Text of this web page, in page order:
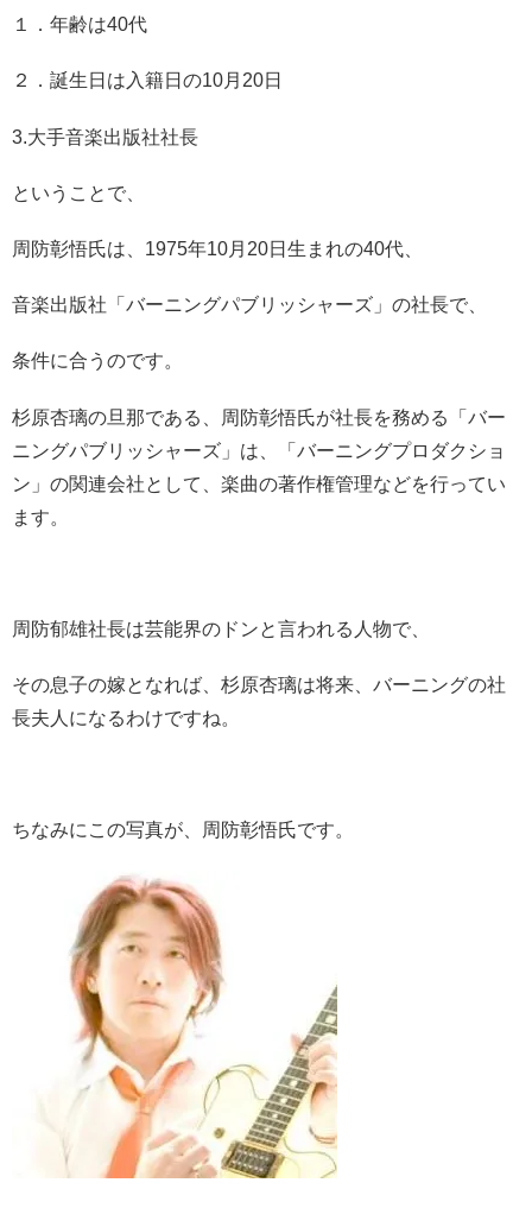
１．年齢は40代
２．誕生日は入籍日の10月20日
3.大手音楽出版社社長
ということで、
周防彰悟氏は、1975年10月20日生まれの40代、
音楽出版社「バーニングパブリッシャーズ」の社長で、
条件に合うのです。
杉原杏璃の旦那である、周防彰悟氏が社長を務める「バー
ニングパブリッシャーズ」は、「バーニングプロダクショ
ン」の関連会社として、楽曲の著作権管理などを行ってい
ます。
周防郁雄社長は芸能界のドンと言われる人物で、
その息子の嫁となれば、杉原杏璃は将来、バーニングの社
長夫人になるわけですね。
ちなみにこの写真が、周防彰悟氏です。